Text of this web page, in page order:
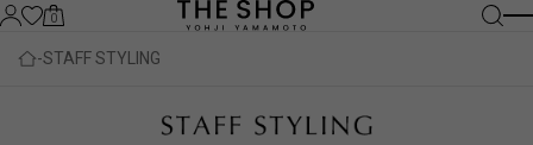
0
STAFF STYLING